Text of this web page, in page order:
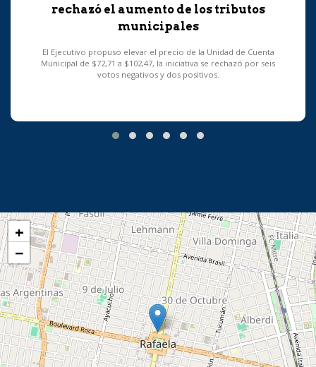
rechazó el aumento de los tributos
municipales
El Ejecutivo propuso elevar el precio de la Unidad de Cuenta
Municipal de $72,71 a $102,47, la iniciativa se rechazó por seis
votos negativos y dos positivos.
+
−